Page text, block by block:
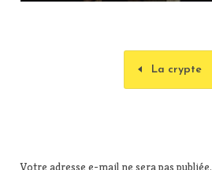
La crypte
Votre adresse e-mail ne sera pas publiée.